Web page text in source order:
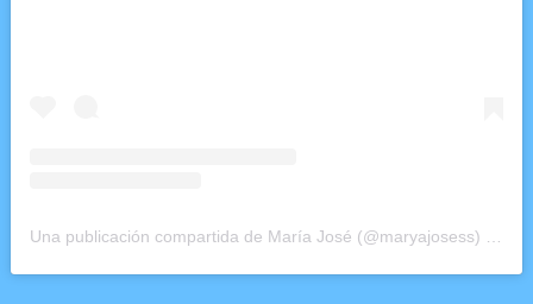
Una publicación compartida de María José (@maryajosess)